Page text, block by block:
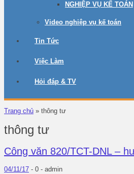
NGHIỆP VỤ KẾ TOÁN
Video nghiệp vụ kế toán
Tin Tức
Việc Làm
Hỏi đáp & TV
Trang chủ » thông tư
thông tư
Công văn 820/TCT-DNL –
04/11/17 - 0 - admin